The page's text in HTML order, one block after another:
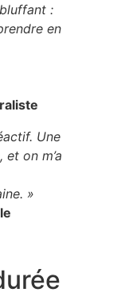
:
en
Une
on m’a
»